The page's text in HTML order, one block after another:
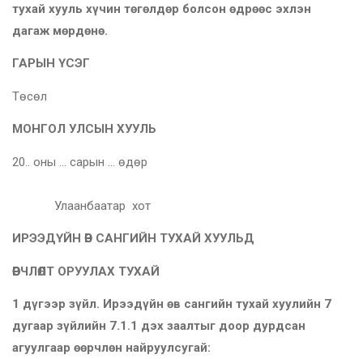
тухай хууль хүчин төгөлдөр болсон өдрөөс эхлэн
дагаж мөрдөнө.
ГАРЫН ҮСЭГ
Төсөл
МОНГОЛ УЛСЫН ХУУЛЬ
20.. оны … сарын … өдөр
Улаанбаатар хот
ИРЭЭДҮЙН ӨВ САНГИЙН ТУХАЙ ХУУЛЬД
ӨӨРЧЛӨЛТ ОРУУЛАХ ТУХАЙ
1 дүгээр зүйл. Ирээдүйн өв сангийн тухай хуулийн 7
дугаар зүйлийн 7.1.1 дэх заалтыг доор дурдсан
агуулгаар өөрчлөн найруулсугай: